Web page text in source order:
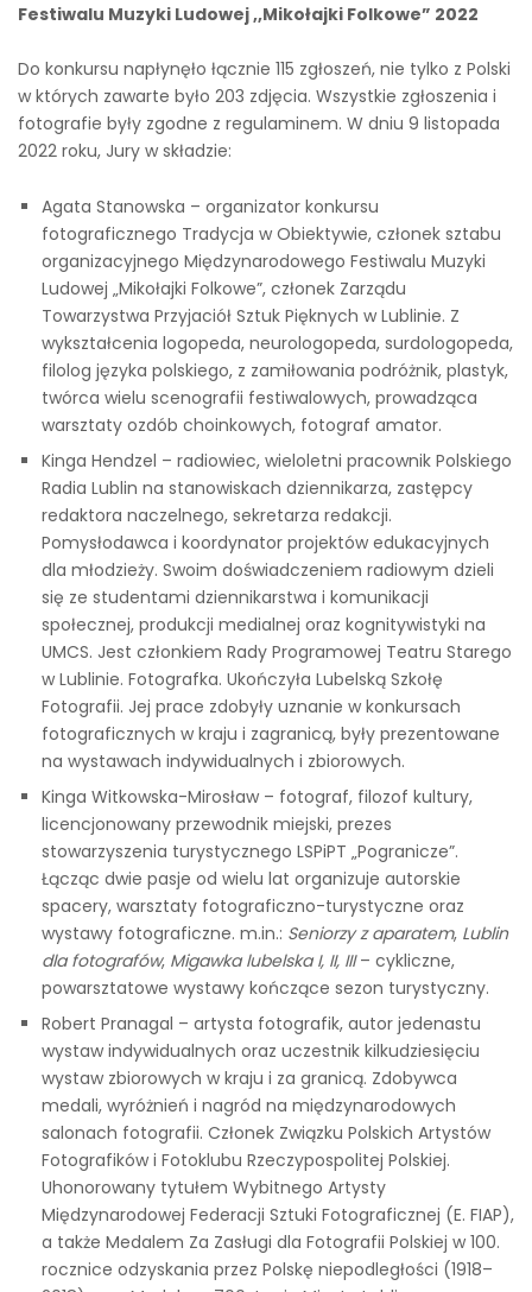
Festiwalu Muzyki Ludowej ,,Mikołajki Folkowe” 2022
Do konkursu napłynęło łącznie 115 zgłoszeń, nie tylko z Polski
w których zawarte było 203 zdjęcia. Wszystkie zgłoszenia i
fotografie były zgodne z regulaminem. W dniu 9 listopada
2022 roku, Jury w składzie:
Agata Stanowska – organizator konkursu
fotograficznego Tradycja w Obiektywie, członek sztabu
organizacyjnego Międzynarodowego Festiwalu Muzyki
Ludowej „Mikołajki Folkowe”, członek Zarządu
Towarzystwa Przyjaciół Sztuk Pięknych w Lublinie. Z
wykształcenia logopeda, neurologopeda, surdologopeda,
filolog języka polskiego, z zamiłowania podróżnik, plastyk,
twórca wielu scenografii festiwalowych, prowadząca
warsztaty ozdób choinkowych, fotograf amator.
Kinga Hendzel – radiowiec, wieloletni pracownik Polskiego
Radia Lublin na stanowiskach dziennikarza, zastępcy
redaktora naczelnego, sekretarza redakcji.
Pomysłodawca i koordynator projektów edukacyjnych
dla młodzieży. Swoim doświadczeniem radiowym dzieli
się ze studentami dziennikarstwa i komunikacji
społecznej, produkcji medialnej oraz kognitywistyki na
UMCS. Jest członkiem Rady Programowej Teatru Starego
w Lublinie. Fotografka. Ukończyła Lubelską Szkołę
Fotografii. Jej prace zdobyły uznanie w konkursach
fotograficznych w kraju i zagranicą, były prezentowane
na wystawach indywidualnych i zbiorowych.
Kinga Witkowska-Mirosław – fotograf, filozof kultury,
licencjonowany przewodnik miejski, prezes
stowarzyszenia turystycznego LSPiPT „Pogranicze”.
Łącząc dwie pasje od wielu lat organizuje autorskie
spacery, warsztaty fotograficzno-turystyczne oraz
wystawy fotograficzne. m.in.: Seniorzy z aparatem, Lublin
dla fotografów, Migawka lubelska I, II, III– cykliczne,
powarsztatowe wystawy kończące sezon turystyczny.
Robert Pranagal – artysta fotografik, autor jedenastu
wystaw indywidualnych oraz uczestnik kilkudziesięciu
wystaw zbiorowych w kraju i za granicą. Zdobywca
medali, wyróżnień i nagród na międzynarodowych
salonach fotografii. Członek Związku Polskich Artystów
Fotografików i Fotoklubu Rzeczypospolitej Polskiej.
Uhonorowany tytułem Wybitnego Artysty
Międzynarodowej Federacji Sztuki Fotograficznej (E. FIAP),
a także Medalem Za Zasługi dla Fotografii Polskiej w 100.
rocznice odzyskania przez Polskę niepodległości (1918–